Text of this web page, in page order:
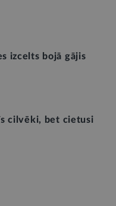
izcelts bojā gājis
cilvēki, bet cietusi